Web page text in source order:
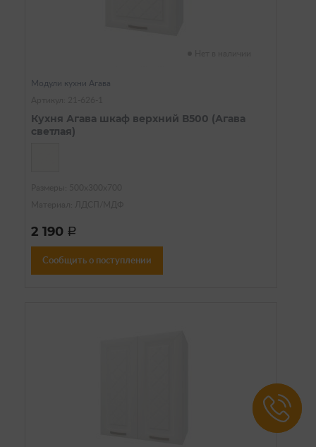
Модули кухни Агава
Кухня Агава шкаф верхний В500 (Агава
светлая)
2 190 a
Сообщить о поступлении